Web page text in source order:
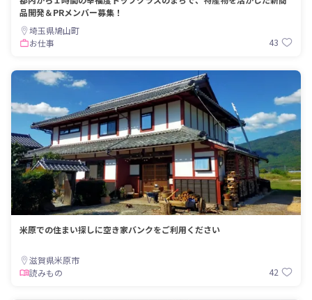
品開発＆PRメンバー募集！
埼玉県鳩山町
お仕事
43
米原での住まい探しに空き家バンクをご利用ください
滋賀県米原市
読みもの
42